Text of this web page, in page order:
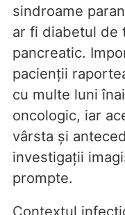
sindroame
ar fi diabetul de
pancreatic.
pacienții
cu multe luni
oncologic, iar
vârsta și
investigații
prompte.
Contextul